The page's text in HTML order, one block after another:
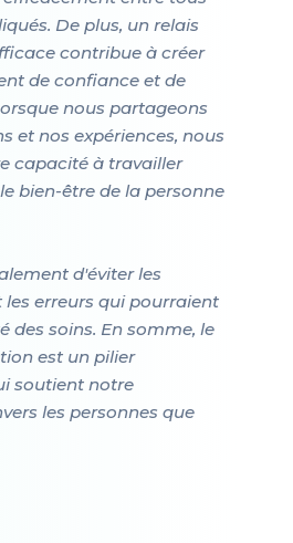
De plus, un relais
contribue à créer
de confiance et de
nous partageons
et nos expériences, nous
capacité à travailler
bien-être de la personne
d'éviter les
erreurs qui pourraient
des soins. En somme, le
est un pilier
soutient notre
les personnes que